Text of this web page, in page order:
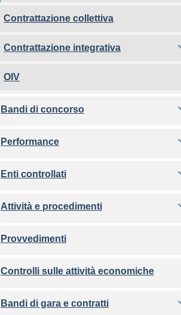
Contrattazione collettiva
Contrattazione integrativa
OIV
Bandi di concorso
Performance
Enti controllati
Attività e procedimenti
Provvedimenti
Controlli sulle attività economiche
Bandi di gara e contratti